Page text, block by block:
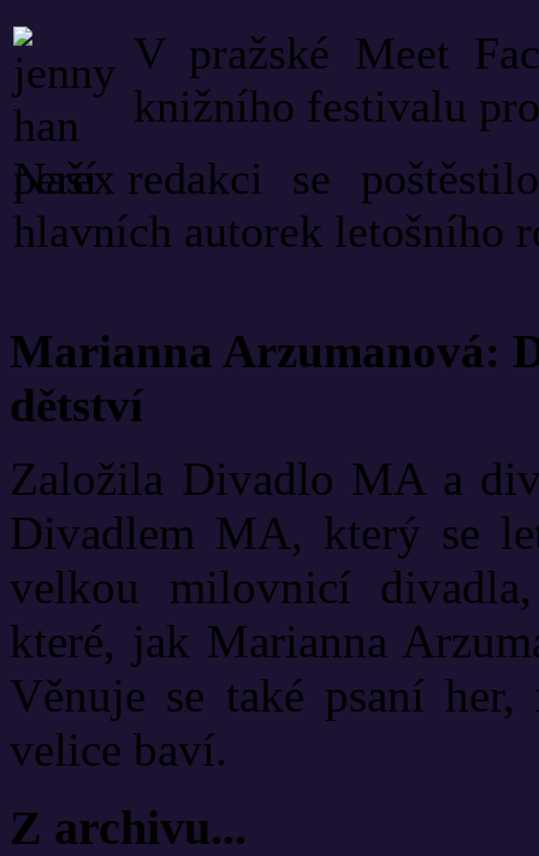
V pražské Meet
knižního festivalu
Naší redakci se
hlavních autorek letošního
Marianna Arzumanová:
dětství
Založila Divadlo MA a
Divadlem MA, který se
velkou milovnicí
které, jak Marianna
Věnuje se také psaní
velice baví.
Z archivu...